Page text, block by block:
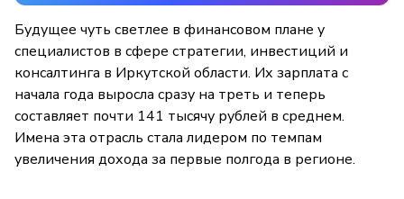
Будущее чуть светлее в финансовом плане у
специалистов в сфере стратегии, инвестиций и
консалтинга в Иркутской области. Их зарплата с
начала года выросла сразу на треть и теперь
составляет почти 141 тысячу рублей в среднем.
Имена эта отрасль стала лидером по темпам
увеличения дохода за первые полгода в регионе.